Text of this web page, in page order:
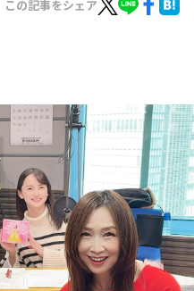
この記事をシェア